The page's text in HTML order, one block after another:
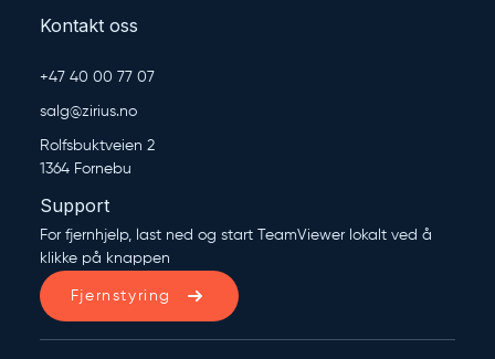
Kontakt oss
+47 40 00 77 07
salg@zirius.no
Rolfsbuktveien 2
1364 Fornebu
Support
For fjernhjelp, last ned og start TeamViewer lokalt ved å
klikke på knappen
Fjernstyring